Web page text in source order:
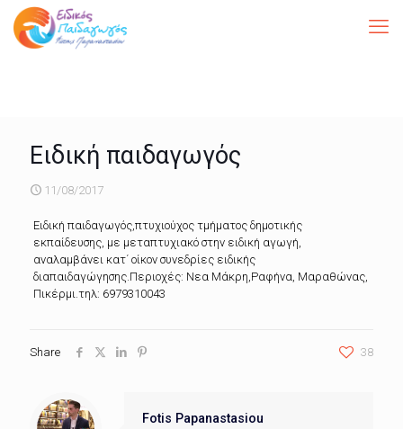
Ειδική παιδαγωγός
11/08/2017
Ειδική παιδαγωγός,πτυχιούχος τμήματος δημοτικής
εκπαίδευσης, με μεταπτυχιακό στην ειδική αγωγή,
αναλαμβάνει κατ΄ οίκον συνεδρίες ειδικής
διαπαιδαγώγησης.Περιοχές: Νεα Μάκρη,Ραφήνα, Μαραθώνας,
Πικέρμι.τηλ: 6979310043
Share 38
Fotis Papanastasiou